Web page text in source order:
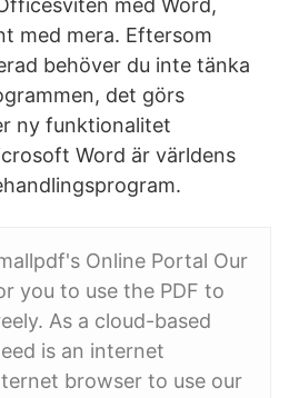
med Word,
med mera. Eftersom
behöver du inte tänka
det görs
ny funktionalitet
Word är världens
Online Portal Our
you to use the PDF to
As a cloud-based
is an internet
browser to use our